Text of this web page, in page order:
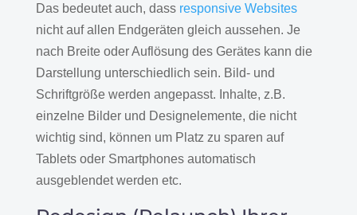
Das bedeutet auch, dass responsive Websites
nicht auf allen Endgeräten gleich aussehen. Je
nach Breite oder Auflösung des Gerätes kann die
Darstellung unterschiedlich sein. Bild- und
Schriftgröße werden angepasst. Inhalte, z.B.
einzelne Bilder und Designelemente, die nicht
wichtig sind, können um Platz zu sparen auf
Tablets oder Smartphones automatisch
ausgeblendet werden etc.